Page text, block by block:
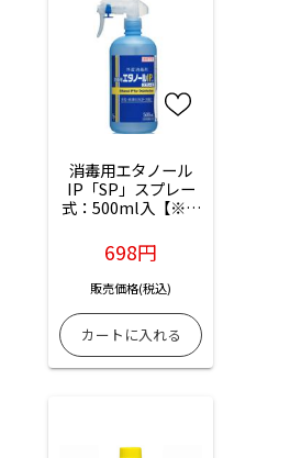
消毒用エタノール
IP「SP」スプレー
式：500ml入【※佐
ます】【※離島・沖
縄は船便となりま
す】
698円
販売価格(税込)